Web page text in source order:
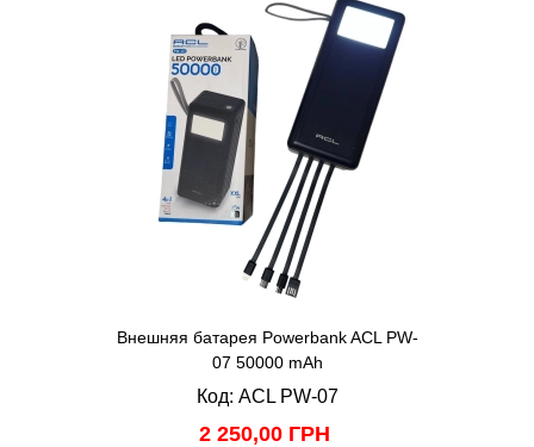
Внешняя батарея Powerbank ACL PW-
07 50000 mAh
Код: ACL PW-07
2 250,00 ГРН